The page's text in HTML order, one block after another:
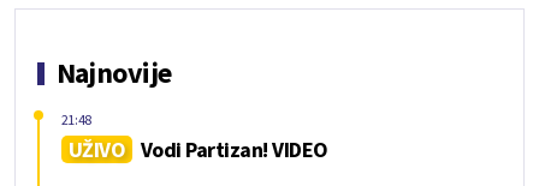
Najnovije
UŽIVO Vodi Partizan! VIDEO
21:48